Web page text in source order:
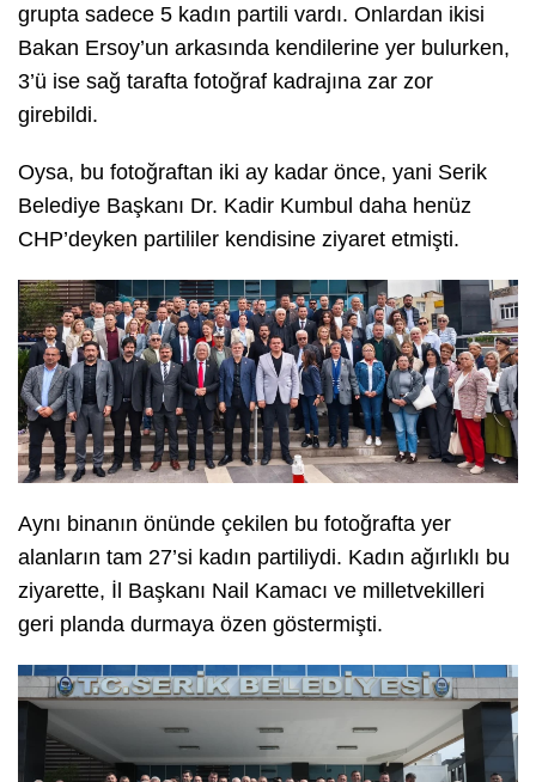
grupta sadece 5 kadın partili vardı. Onlardan ikisi
Bakan Ersoy’un arkasında kendilerine yer bulurken,
3’ü ise sağ tarafta fotoğraf kadrajına zar zor
girebildi.
Oysa, bu fotoğraftan iki ay kadar önce, yani Serik
Belediye Başkanı Dr. Kadir Kumbul daha henüz
CHP’deyken partililer kendisine ziyaret etmişti.
Aynı binanın önünde çekilen bu fotoğrafta yer
alanların tam 27’si kadın partiliydi. Kadın ağırlıklı bu
ziyarette, İl Başkanı Nail Kamacı ve milletvekilleri
geri planda durmaya özen göstermişti.